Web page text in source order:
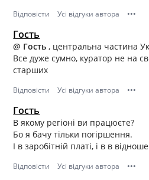
Відповісти Усі відгуки автора •••
Гость
@ Гость , центральна частина
Все дуже сумно, куратор не на
старших
Відповісти Усі відгуки автора •••
Гость
В якому регіоні ви працюєте?
Бо я бачу тільки погіршення.
І в заробітній платі, і в в
Відповісти Усі відгуки автора •••